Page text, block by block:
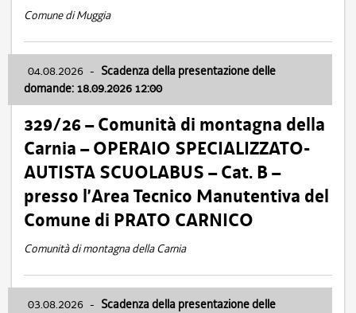
Comune di Muggia
04.08.2026 - Scadenza della presentazione delle
domande: 18.09.2026 12:00
329/26 – Comunità di montagna della
Carnia – OPERAIO SPECIALIZZATO-
AUTISTA SCUOLABUS – Cat. B –
presso l’Area Tecnico Manutentiva del
Comune di PRATO CARNICO
Comunità di montagna della Carnia
03.08.2026 - Scadenza della presentazione delle